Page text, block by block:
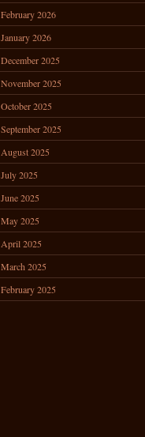
February 2026
January 2026
December 2025
November 2025
October 2025
September 2025
August 2025
July 2025
June 2025
May 2025
April 2025
March 2025
February 2025